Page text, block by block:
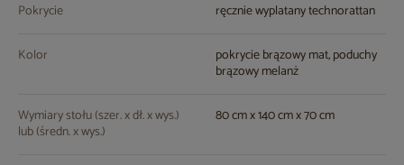
Pokrycie ręcznie wyplatany technorattan
Kolor pokrycie brązowy mat, poduchy
brązowy melanż
Wymiary stołu (szer. x dł. x wys.)
lub (średn. x wys.)
80 cm x 140 cm x 70 cm